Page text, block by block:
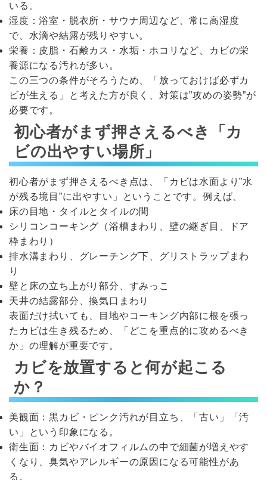
いる。
湿度：浴室・脱衣所・サウナ周辺など、常に高湿度
で、水滴や結露が残りやすい。
栄養：皮脂・石鹸カス・水垢・ホコリなど、カビの栄
養源になる汚れが多い。
この三つの条件がそろうため、「放っておけば必ずカ
ビが生える」と考えた方が良く、対策は”攻めの姿勢”が
必要です。
初心者がまず押さえるべき「カ
ビの出やすい場所」
初心者がまず押さえるべき点は、「カビは水面より”水
が残る境目”に出やすい」ということです。例えば、
床の目地・タイルとタイルの間
シリコンコーキング（浴槽まわり、壁の継ぎ目、ドア
枠まわり）
排水溝まわり、グレーチング下、グリストラップまわ
り
壁と床の立ち上がり部分、すみっこ
天井の結露部分、換気口まわり
表面だけ拭いても、目地やコーキング内部に根を張っ
たカビは生き残るため、「どこを重点的に攻めるべき
か」の理解が重要です。
カビを放置すると何が起こる
か？
美観面：黒カビ・ピンク汚れが目立ち、「古い」「汚
い」という印象になる。
衛生面：カビやバイオフィルムの中で細菌が増えやす
くなり、臭気やアレルギーの原因になる可能性があ
る。